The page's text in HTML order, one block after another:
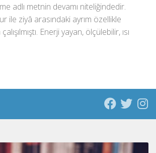
adlı metnin devamı niteliğindedir.
ile ziyâ arasındaki ayrım özellikle
Enerji yayan, ölçülebilir, ısı